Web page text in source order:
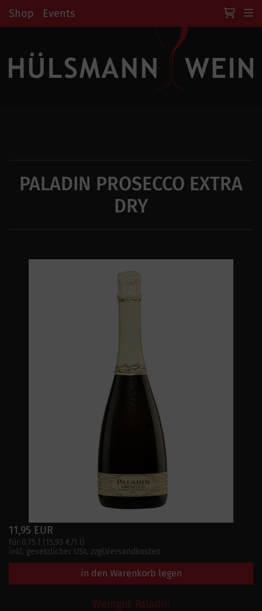
Shop Events
PALADIN PROSECCO EXTRA
DRY
11,95 EUR
für 0.75 l (15,93 €/1 l)
inkl. gesetzlicher USt. zzgl.Versandkosten
in den Warenkorb legen
Weingut Paladin